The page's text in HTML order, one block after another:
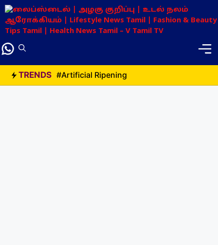
Skip
content
TRENDS #Artificial Ripening